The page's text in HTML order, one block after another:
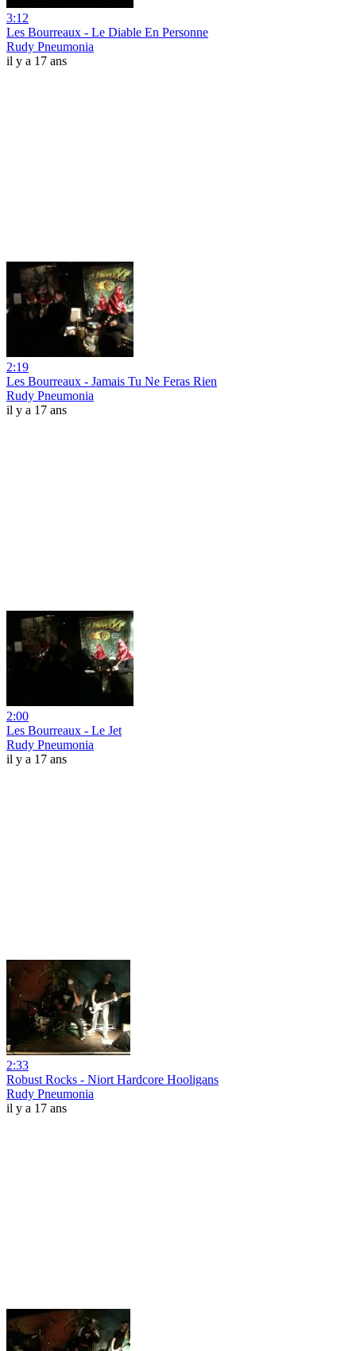
3:12
Les Bourreaux - Le Diable En Personne
Rudy Pneumonia
il y a 17 ans
2:19
Les Bourreaux - Jamais Tu Ne Feras Rien
Rudy Pneumonia
il y a 17 ans
2:00
Les Bourreaux - Le Jet
Rudy Pneumonia
il y a 17 ans
2:33
Robust Rocks - Niort Hardcore Hooligans
Rudy Pneumonia
il y a 17 ans